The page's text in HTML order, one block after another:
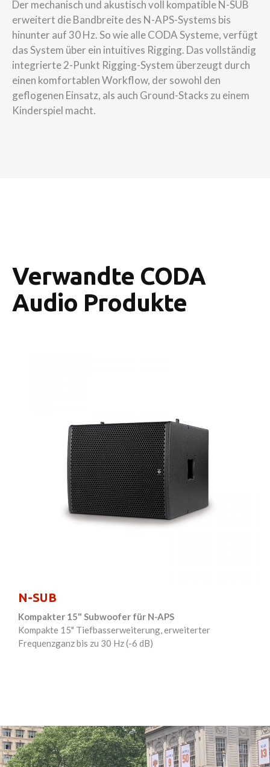
Der mechanisch und akustisch voll kompatible N-SUB
erweitert die Bandbreite des N-APS-Systems bis
hinunter auf 30 Hz. So wie alle CODA Systeme, verfügt
das System über ein intuitives Rigging. Das vollständig
integrierte 2-Punkt Rigging-System überzeugt durch
einen komfortablen Workflow, der sowohl den
geflogenen Einsatz, als auch Ground-Stacks zu einem
Kinderspiel macht.
Verwandte CODA
Audio Produkte
N-SUB
Kompakter 15" Subwoofer für N-APS
Kompakte 15" Tiefbasserweiterung, erweiterter
Frequenzganz bis zu 30 Hz (-6 dB)